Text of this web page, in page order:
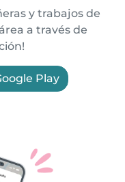
y trabajos de
a través de
Play